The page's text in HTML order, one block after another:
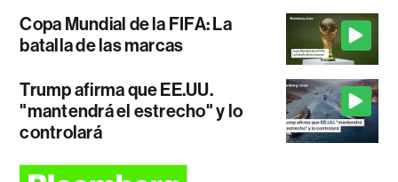
Copa Mundial de la FIFA: La
batalla de las marcas
Trump afirma que EE.UU.
"mantendrá el estrecho" y lo
controlará